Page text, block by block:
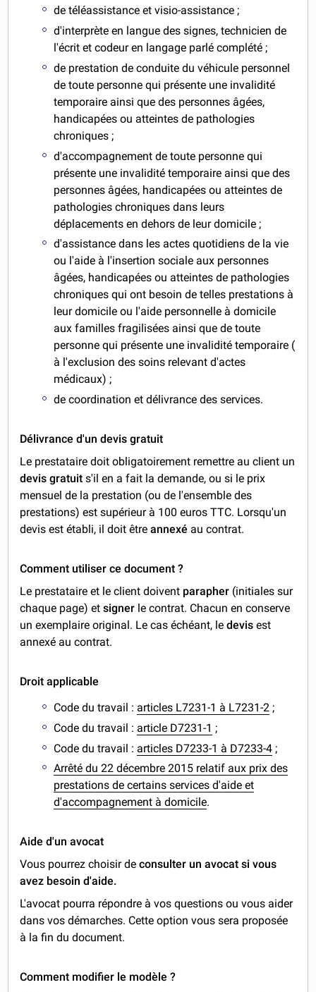
de téléassistance et visio-assistance ;
d'interprète en langue des signes, technicien de
l'écrit et codeur en langage parlé complété ;
de prestation de conduite du véhicule personnel
de toute personne qui présente une invalidité
temporaire ainsi que des personnes âgées,
handicapées ou atteintes de pathologies
chroniques ;
d'accompagnement de toute personne qui
présente une invalidité temporaire ainsi que des
personnes âgées, handicapées ou atteintes de
pathologies chroniques dans leurs
déplacements en dehors de leur domicile ;
d'assistance dans les actes quotidiens de la vie
ou l'aide à l'insertion sociale aux personnes
âgées, handicapées ou atteintes de pathologies
chroniques qui ont besoin de telles prestations à
leur domicile ou l'aide personnelle à domicile
aux familles fragilisées ainsi que de toute
personne qui présente une invalidité temporaire (
à l'exclusion des soins relevant d'actes
médicaux) ;
de coordination et délivrance des services.
Délivrance d'un devis gratuit
Le prestataire doit obligatoirement remettre au client un
devis gratuit s'il en a fait la demande, ou si le prix
mensuel de la prestation (ou de l'ensemble des
prestations) est supérieur à 100 euros TTC. Lorsqu'un
devis est établi, il doit êtreannexé au contrat.
Comment utiliser ce document ?
Le prestataire et le client doivent parapher (initiales sur
chaque page) etsigner le contrat. Chacun en conserve
un exemplaire original. Le cas échéant, ledevis est
annexé au contrat.
Droit applicable
Code du travail : articles L7231-1 à L7231-2 ;
Code du travail : article D7231-1 ;
Code du travail : articles D7233-1 à D7233-4 ;
Arrêté du 22 décembre 2015 relatif aux prix des
prestations de certains services d'aide et
d'accompagnement à domicile.
Aide d'un avocat
Vous pourrez choisir deconsulter un avocat si vous
avez besoin d'aide.
L'avocat pourra répondre à vos questions ou vous aider
dans vos démarches. Cette option vous sera proposée
à la fin du document.
Comment modifier le modèle ?